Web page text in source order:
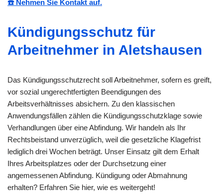
☎️ Nehmen Sie Kontakt auf.
Kündigungsschutz für
Arbeitnehmer in Aletshausen
Das Kündigungsschutzrecht soll Arbeitnehmer, sofern es greift,
vor sozial ungerechtfertigten Beendigungen des
Arbeitsverhältnisses absichern. Zu den klassischen
Anwendungsfällen zählen die Kündigungsschutzklage sowie
Verhandlungen über eine Abfindung. Wir handeln als Ihr
Rechtsbeistand unverzüglich, weil die gesetzliche Klagefrist
lediglich drei Wochen beträgt. Unser Einsatz gilt dem Erhalt
Ihres Arbeitsplatzes oder der Durchsetzung einer
angemessenen Abfindung. Kündigung oder Abmahnung
erhalten? Erfahren Sie hier, wie es weitergeht!